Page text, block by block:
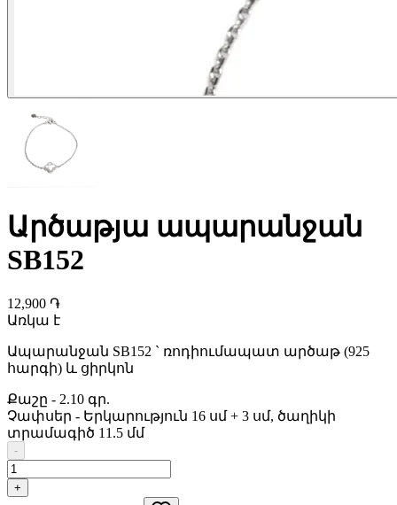
Արծաթյա ապարանջան
SB152
12,900 ֏
Առկա է
Ապարանջան SB152 ` ռոդիումապատ արծաթ (925
հարգի) և ցիրկոն
Քաշը - 2.10 գր.
Չափսեր - Երկարություն 16 սմ + 3 սմ, ծաղիկի
տրամագիծ 11.5 մմ
-
+